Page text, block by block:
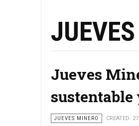
Jueves
sustentable
JUEVES MINERO CREATED: